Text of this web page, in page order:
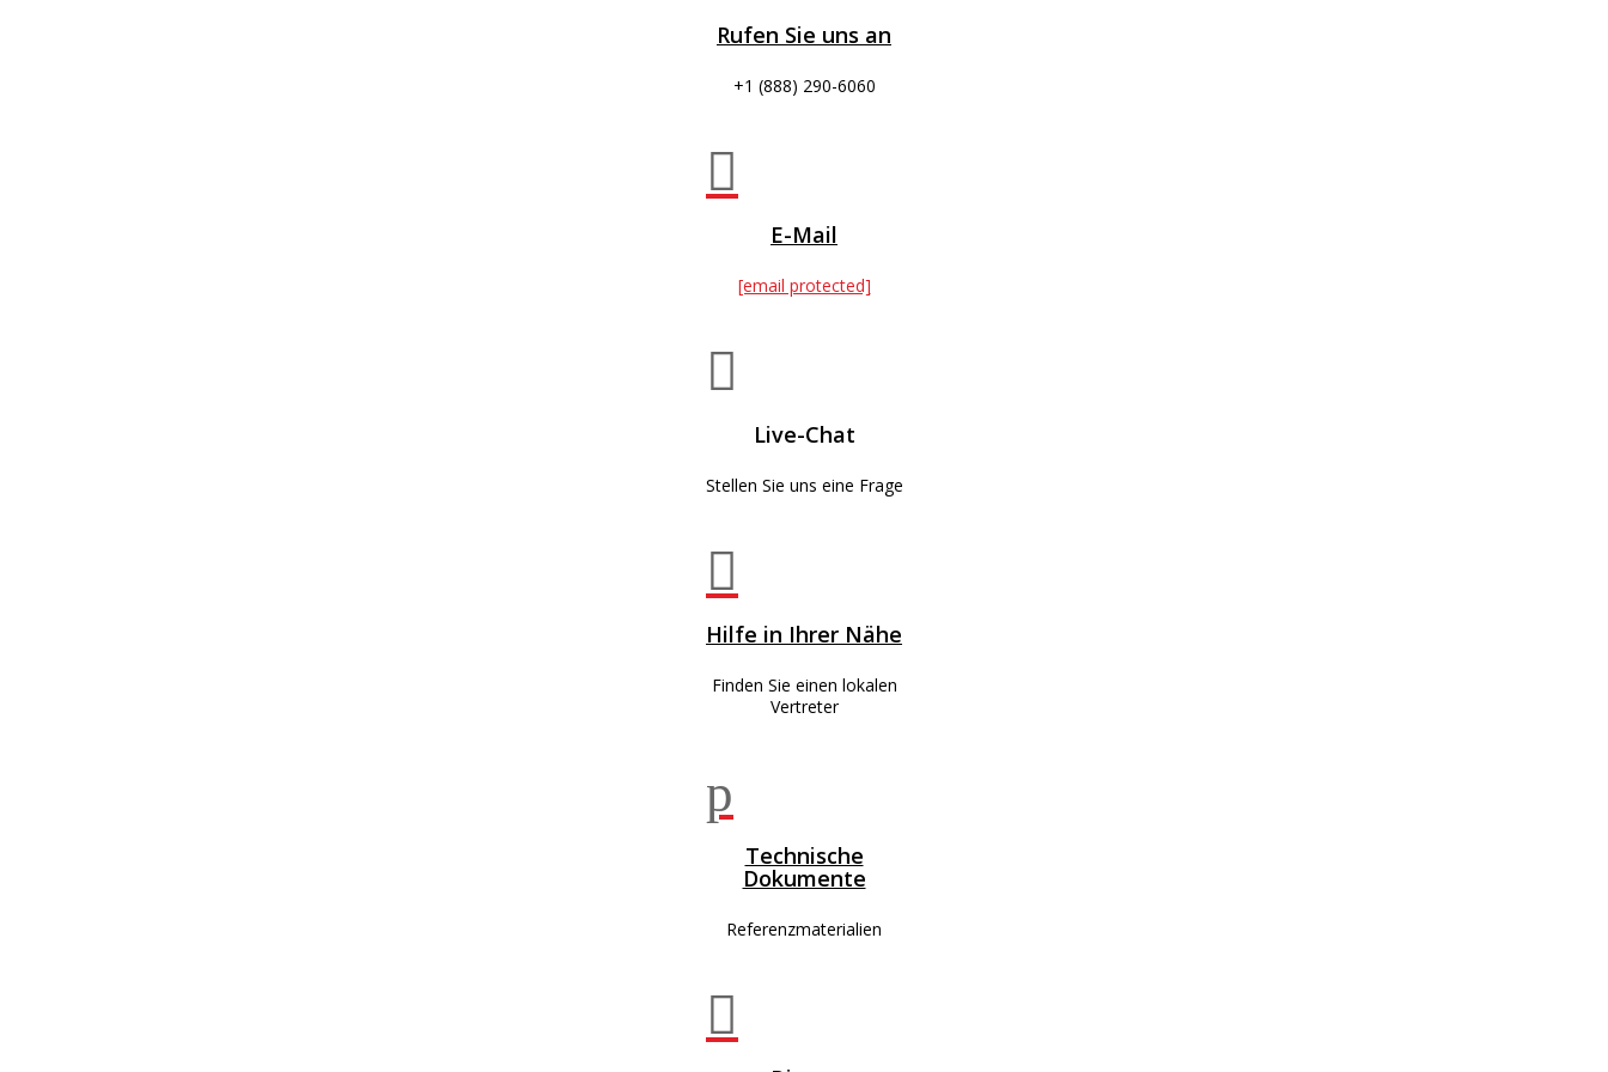
Rufen Sie uns an
+1 (888) 290-6060

E-Mail
[email protected]

Live-Chat
Stellen Sie uns eine Frage

Hilfe in Ihrer Nähe
Finden Sie einen lokalen
Vertreter
p
Technische
Dokumente
Referenzmaterialien
